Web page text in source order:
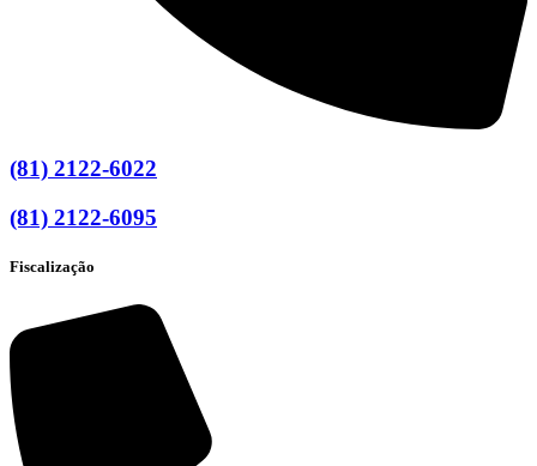
(81) 2122-6022
(81) 2122-6095
Fiscalização